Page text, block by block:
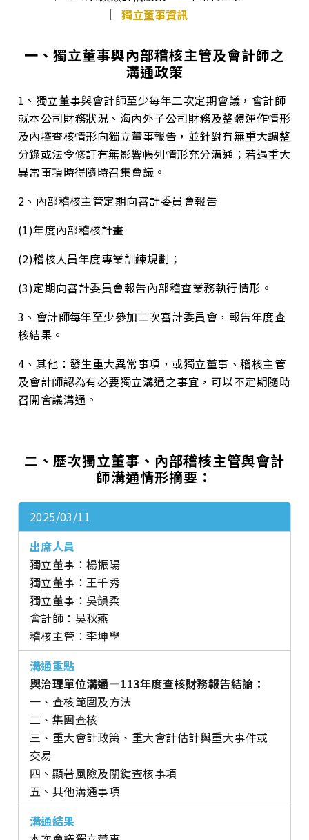
獨立董事資訊
一、獨立董事與內部稽核主管及會計師之
溝通政策
1、獨立董事與會計師至少每年二次定期會議，會計師
就本公司財務狀況、海內外子公司財務及整體運作情形
及內控查核情形向獨立董事報告，並針對有無重大調整
分錄或法令修訂有無影響帳列情形充分溝通；若遇重大
異常事項時得隨時召集會議。
2、內部稽核主管定期向審計委員會報告
(1)年度內部稽核計畫
(2)稽核人員年度專業訓練規劃；
(3)定期向審計委員會報告內部稽查業務執行情形。
3、會計師每年至少參加二次審計委員會，報告年度查
核結果。
4、其他：發生重大異常事項，或獨立董事、稽核主管
及會計師認為有必要獨立溝通之事宜，可以不定期隨時
召開會議溝通。
二、歷次獨立董事、內部稽核主管與會計
師溝通情形摘要：
2025/03/11
獨立董事：楊振陽
獨立董事：王千秀
獨立董事： 吳韻柔
會計師：吳秋燕
稽核主管：李坤學
與治理單位溝通—113年度查核財務報告結論：
一、查核範圍及方法
二、集團查核
三、重大會計政策、重大會計估計與重大事件或
交易
四、顯著風險及關鍵查核事項
五、其他溝通事項